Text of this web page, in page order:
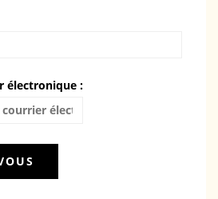
électronique :